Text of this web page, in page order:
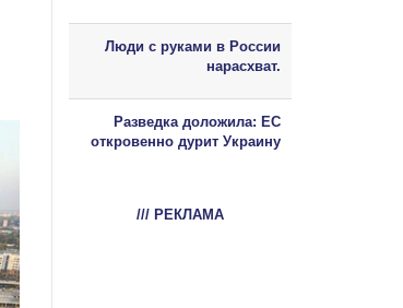
Люди с руками в России
нарасхват.
Разведка доложила: ЕС
откровенно дурит Украину
/// РЕКЛАМА